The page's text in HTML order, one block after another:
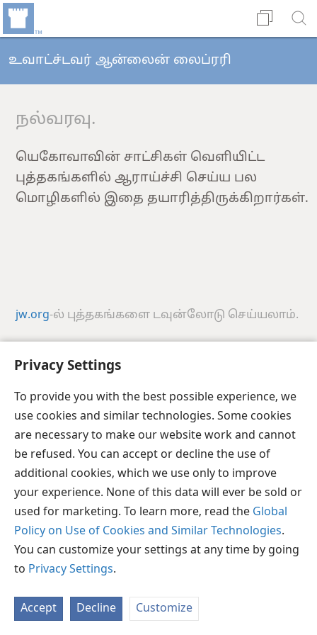
Privacy Settings
To provide you with the best possible experience, we
use cookies and similar technologies. Some cookies
are necessary to make our website work and cannot
be refused. You can accept or decline the use of
additional cookies, which we use only to improve
your experience. None of this data will ever be sold or
used for marketing. To learn more, read the Global
Policy on Use of Cookies and Similar Technologies.
You can customize your settings at any time by going
to Privacy Settings.
Accept Decline Customize
உவாட்ச்டவர் ஆன்லைன் லைப்ரரி
நல்வரவு.
யெகோவாவின் சாட்சிகள் வெளியிட்ட
புத்தகங்களில் ஆராய்ச்சி செய்ய பல
மொழிகளில் இதை தயாரித்திருக்கிறார்கள்.
jw.org-ல் புத்தகங்களை டவுன்லோடு செய்யலாம்.
படகா
விதிமுறைகள் ப்ரைவசி செட்டிங்
உள்நுழையவும்